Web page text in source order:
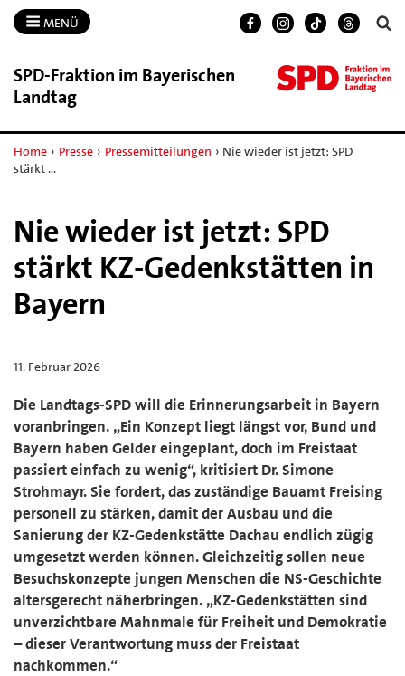
MENÜ
SPD-​Fraktion im Bayerischen
Landtag
Home › Presse › Pressemitteilungen › Nie wieder ist jetzt: SPD
stärkt …
Nie wieder ist jetzt: SPD
stärkt KZ-Gedenkstätten in
Bayern
11. Februar 2026
Die Landtags-SPD will die Erinnerungsarbeit in Bayern
voranbringen. „Ein Konzept liegt längst vor, Bund und
Bayern haben Gelder eingeplant, doch im Freistaat
passiert einfach zu wenig“, kritisiert Dr. Simone
Strohmayr. Sie fordert, das zuständige Bauamt Freising
personell zu stärken, damit der Ausbau und die
Sanierung der KZ-Gedenkstätte Dachau endlich zügig
umgesetzt werden können. Gleichzeitig sollen neue
Besuchskonzepte jungen Menschen die NS-Geschichte
altersgerecht näherbringen. „KZ-Gedenkstätten sind
unverzichtbare Mahnmale für Freiheit und Demokratie
– dieser Verantwortung muss der Freistaat
nachkommen.“